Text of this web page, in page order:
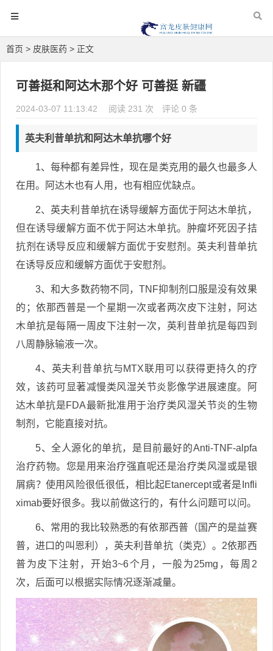
首页 > 皮肤医药 > 正文
可善挺和阿达木那个好 可善挺 新疆
2024-03-07 11:13:42 阅读 231 次 评论 0 条
英夫利昔单抗和阿达木单抗哪个好
1、每种都有差异性，现在是类克用的最久也最多人
在用。阿达木也有人用，也有相应优缺点。
2、英夫利昔单抗在诱导缓解方面优于阿达木单抗，
但在诱导缓解方面不优于阿达木单抗。肿瘤坏死因子拮
抗剂在诱导反应和缓解方面优于安慰剂。英夫利昔单抗
在诱导反应和缓解方面优于安慰剂。
3、和大多数药物不同，TNF抑制剂口服是没有效果
的；依那西普是一个星期一次或者两次皮下注射，阿达
木单抗是每隔一周皮下注射一次，英利昔单抗是每四到
八周静脉输液一次。
4、英夫利昔单抗与MTX联用可以获得更持久的疗
效，该药可显著减慢类风湿关节炎影像学进展速度。阿
达木单抗是FDA最新批准用于治疗类风湿关节炎的生物
制剂，它能直接对抗。
5、全人源化的单抗，是目前最好的Anti-TNF-alpfa
治疗药物。您是用来治疗强直呢还是治疗类风湿或是银
屑病？使用风险很低很低，相比起Etanercept或者是Infli
ximab要好很多。我以前做这行的，有什么问题可以问。
6、常用的我比较熟悉的有依那西普（国产的是益赛
普，进口的叫恩利），英夫利昔单抗（类克）。2依那西
普为皮下注射，开始3~6个月，一般为25mg，每周2
次，后面可以根据实际情况逐渐减量。